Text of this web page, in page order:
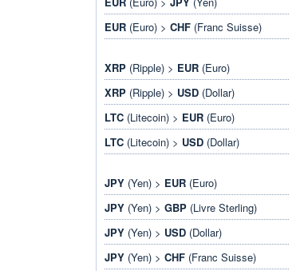
EUR (Euro) > CHF (Franc Suisse)
XRP (Ripple) > EUR (Euro)
XRP (Ripple) > USD (Dollar)
LTC (Litecoin) > EUR (Euro)
LTC (Litecoin) > USD (Dollar)
JPY (Yen) > EUR (Euro)
JPY (Yen) > GBP (Livre Sterling)
JPY (Yen) > USD (Dollar)
JPY (Yen) > CHF (Franc Suisse)